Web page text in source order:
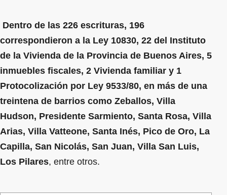
Dentro de las 226 escrituras, 196
correspondieron a la Ley 10830, 22 del Instituto
de la Vivienda de la Provincia de Buenos Aires, 5
inmuebles fiscales, 2 Vivienda familiar y 1
Protocolización por Ley 9533/80, en más de una
treintena de barrios como Zeballos, Villa
Hudson, Presidente Sarmiento, Santa Rosa, Villa
Arias, Villa Vatteone, Santa Inés, Pico de Oro, La
Capilla, San Nicolás, San Juan, Villa San Luis,
Los Pilares, entre otros.